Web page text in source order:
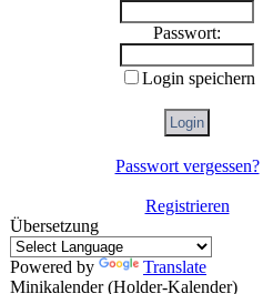
Passwort:
Login speichern
Passwort vergessen?
Registrieren
Übersetzung
Powered by
Translate
Minikalender (Holder-Kalender)